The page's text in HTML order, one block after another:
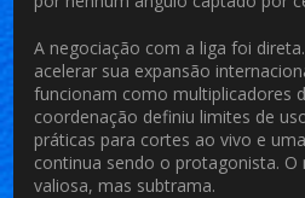
A negociação com a liga foi
acelerar sua expansão
funcionam como multiplicadores
coordenação definiu limites de
práticas para cortes ao vivo e
continua sendo o protagonista.
valiosa, mas subtrama.